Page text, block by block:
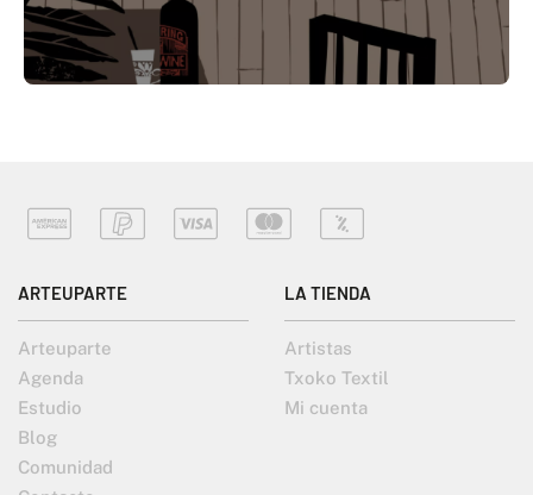
ARTEUPARTE
Arteuparte
Agenda
Estudio
Blog
Comunidad
LA TIENDA
Artistas
Txoko Textil
Mi cuenta